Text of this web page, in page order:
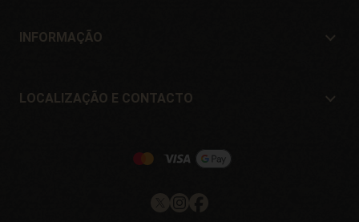
Ofertas
INFORMAÇÃO
Garantia e devoluções
LOCALIZAÇÃO E CONTACTO
Pol. Industrial Pont del Príncep
Email: info@philosopherseeds.com